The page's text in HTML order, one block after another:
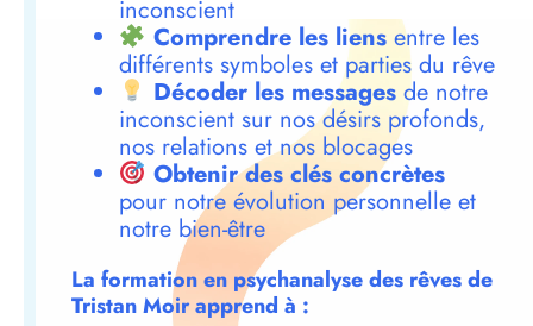
inconscient
Comprendre les liensentre les
différents symboles et parties du rêve
Décoder les messagesde notre
inconscient sur nos désirs profonds,
nos relations et nos blocages
Obtenir des clés concrètes
pour notre évolution personnelle et
notre bien-être
La formation en psychanalyse des rêves de
Tristan Moir apprend à :